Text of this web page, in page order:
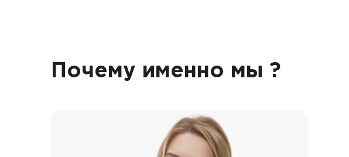
Почему именно мы ?